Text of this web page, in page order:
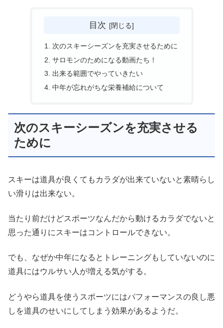
目次
次のスキーシーズンを充実させるために
サロモンのためになる動画たち！
出来る範囲でやっていきたい
中年が忘れがちな栄養補給について
次のスキーシーズンを充実させる
ために
スキーは道具が良くてもカラダが出来ていないと素晴らし
い滑りは出来ない。
当たり前だけどスポーツなんだから動けるカラダでないと
思った通りにスキーはコントロールできない。
でも、なぜか中年になるとトレーニングもしていないのに
道具にはウルサい人が増える気がする。
どうやら道具を使うスポーツにはパフォーマンスの良し悪
しを道具のせいにしてしまう効果があるようだ。